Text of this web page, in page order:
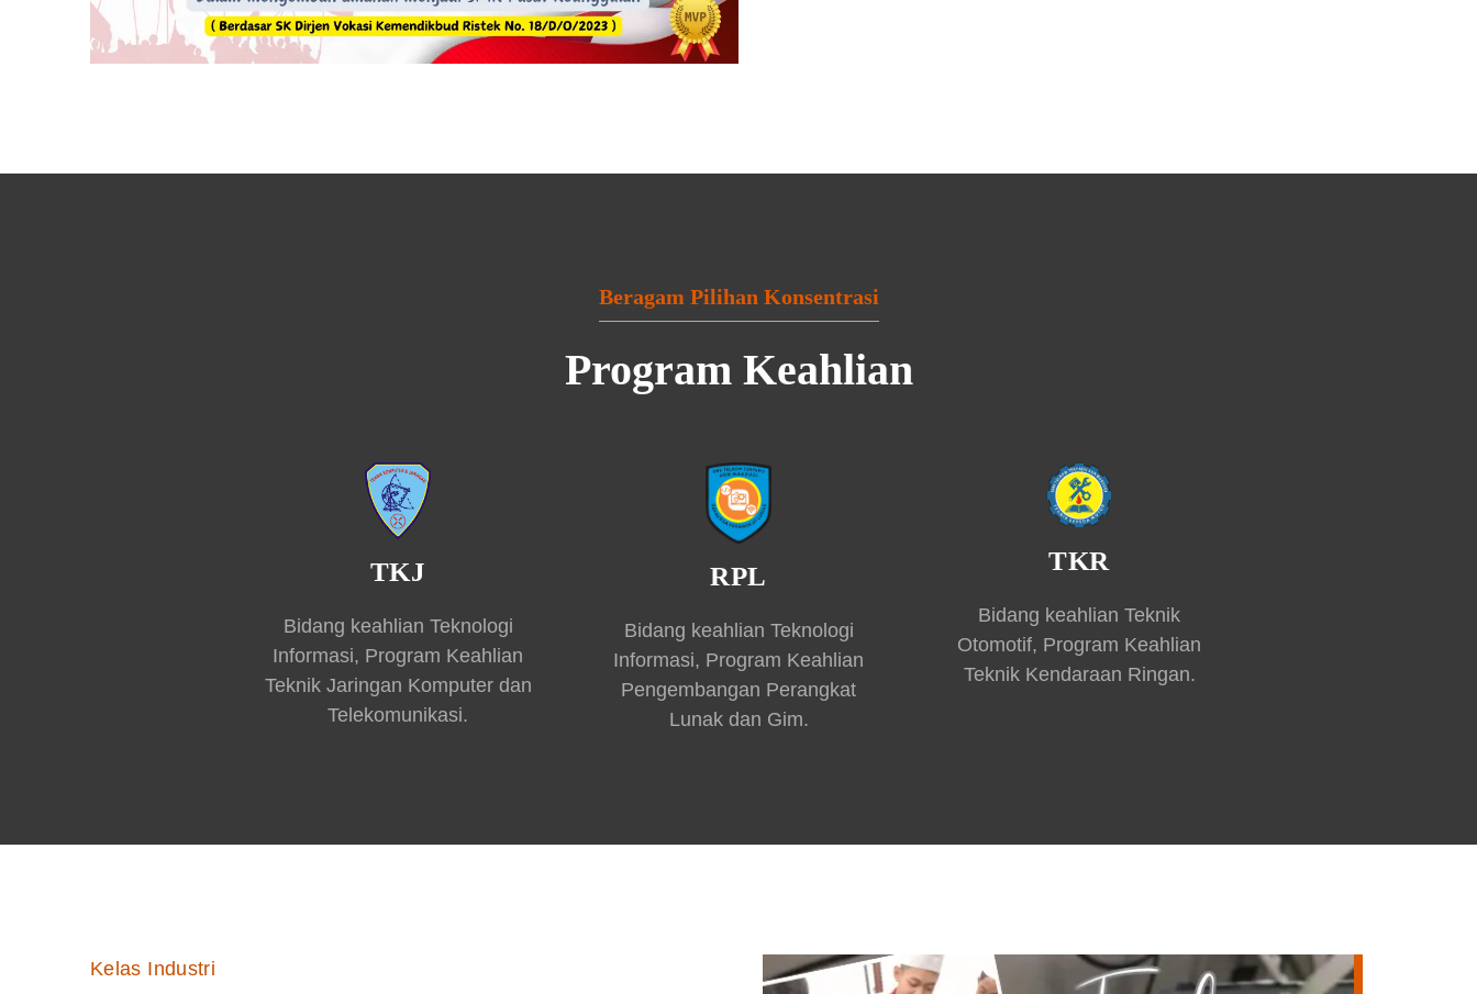
Beragam Pilihan Konsentrasi
Program Keahlian
TKJ
Bidang keahlian Teknologi
Informasi, Program Keahlian
Teknik Jaringan Komputer dan
Telekomunikasi.
RPL
Bidang keahlian Teknologi
Informasi, Program Keahlian
Pengembangan Perangkat
Lunak dan Gim.
TKR
Bidang keahlian Teknik
Otomotif, Program Keahlian
Teknik Kendaraan Ringan.
Kelas Industri